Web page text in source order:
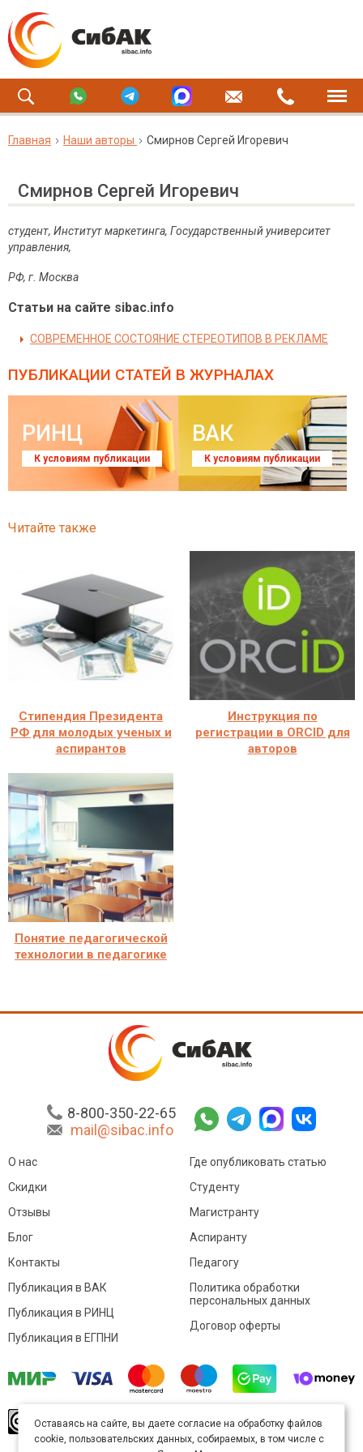
Главная Наши авторы Смирнов Сергей Игоревич
Смирнов Сергей Игоревич
студент, Институт маркетинга, Государственный университет
управления,
РФ, г. Москва
Статьи на сайте sibac.info
СОВРЕМЕННОЕ СОСТОЯНИЕ СТЕРЕОТИПОВ В РЕКЛАМЕ
ПУБЛИКАЦИИ СТАТЕЙ В ЖУРНАЛАХ
РИНЦ
К условиям публикации
ВАК
К условиям публикации
Читайте также
Стипендия Президента
РФ для молодых ученых и
аспирантов
Инструкция по
регистрации в ORCID для
авторов
Понятие педагогической
технологии в педагогике
8-800-350-22-65
mail@sibac.info
О нас
Скидки
Отзывы
Блог
Контакты
Где опубликовать статью
Студенту
Магистранту
Аспиранту
Педагогу
Публикация в ВАК
Публикация в РИНЦ
Публикация в ЕГПНИ
Политика обработки
персональных данных
Договор оферты
произведение доступно полицензии Creative
Commons «Attribution» («Атрибуция») 4.0
Оставаясь на сайте, вы даете согласие на обработку файлов
cookie, пользовательских данных, собираемых, в том числе с